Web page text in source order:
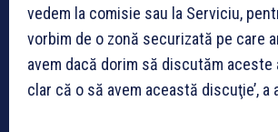
vedem la comisie sau la Serviciu,
vorbim de o zonă securizată pe care
avem dacă dorim să discutăm aceste
clar că o să avem această discuţie’, a